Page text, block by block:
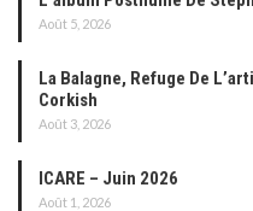
Août 5, 2026
La Balagne, Refuge De
Corkish
Août 3, 2026
ICARE – Juin 2026
Août 1, 2026